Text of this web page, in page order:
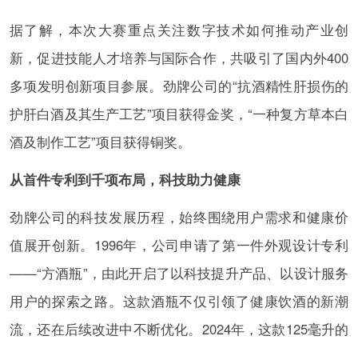
据了解，本次大赛重点关注数字技术如何推动产业创
新，促进技能人才培养与国际合作，共吸引了国内外400
多项发明创新项目参展。劲牌公司的“抗酒精性肝损伤的
护肝白酒及其生产工艺”项目获得金奖，“一种复方草本白
酒及制作工艺”项目获得铜奖。
从首件专利到千项布局，科技助力健康
劲牌公司的科技发展历程，始终围绕用户需求和健康价
值展开创新。1996年，公司申请了第一件外观设计专利
——“方酒瓶”，由此开启了以科技提升产品、以设计服务
用户的探索之路。这款酒瓶不仅引领了健康饮酒的新潮
流，还在后续改进中不断优化。2024年，这款125毫升的